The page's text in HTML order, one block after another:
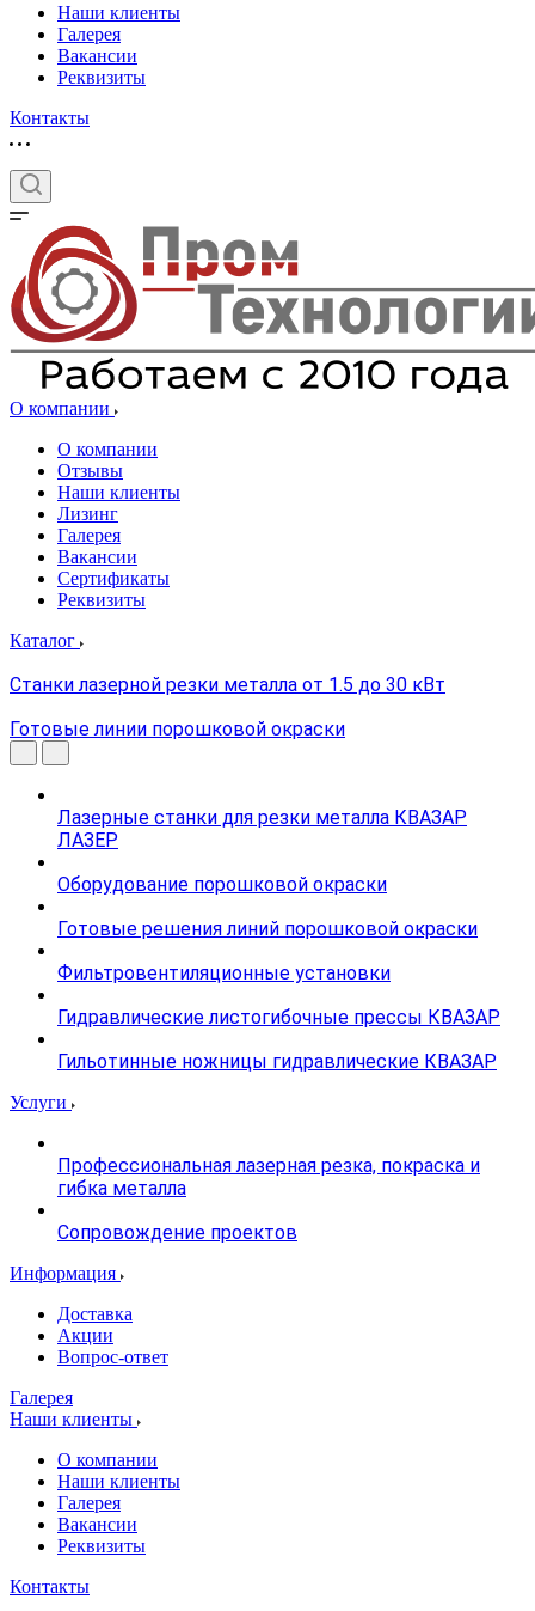
Наши клиенты
Галерея
Вакансии
Реквизиты
Контакты
О компании
О компании
Отзывы
Наши клиенты
Лизинг
Галерея
Вакансии
Сертификаты
Реквизиты
Каталог
Станки лазерной резки металла от 1.5 до 30 кВт
Готовые линии порошковой окраски
Лазерные станки для резки металла КВАЗАР
ЛАЗЕР
Оборудование порошковой окраски
Готовые решения линий порошковой окраски
Фильтровентиляционные установки
Гидравлические листогибочные прессы КВАЗАР
Гильотинные ножницы гидравлические КВАЗАР
Услуги
Профессиональная лазерная резка, покраска и
гибка металла
Сопровождение проектов
Информация
Доставка
Акции
Вопрос-ответ
Галерея
Наши клиенты
О компании
Наши клиенты
Галерея
Вакансии
Реквизиты
Контакты